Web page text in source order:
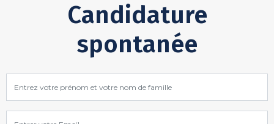
Candidature
spontanée